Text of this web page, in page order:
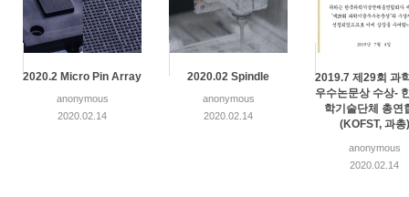
2020.2 Micro Pin Array
anonymous
2020.02.14
2020.02 Spindle
anonymous
2020.02.14
2019.7 제29회 과
우수논문상 수상-
학기술단체 총연
(KOFST, 과총)
anonymous
2020.02.14